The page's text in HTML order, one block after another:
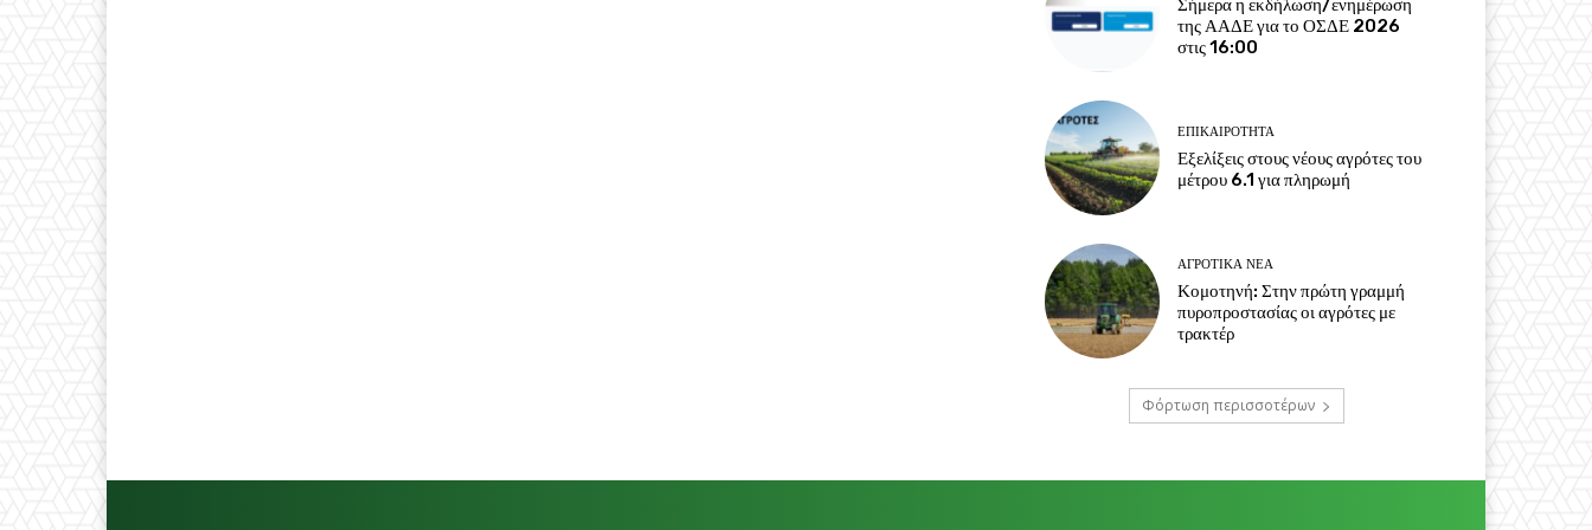
Σήμερα η εκδήλωση/ενημέρωση
της ΑΑΔΕ για το ΟΣΔΕ 2026
στις 16:00
ΕΠΙΚΑΙΡΌΤΗΤΑ
Εξελίξεις στους νέους αγρότες του
μέτρου 6.1 για πληρωμή
ΑΓΡΟΤΙΚΆ ΝΈΑ
Κομοτηνή: Στην πρώτη γραμμή
πυροπροστασίας οι αγρότες με
τρακτέρ
Φόρτωση περισσοτέρων